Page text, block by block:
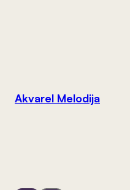
Akvarel Melodija